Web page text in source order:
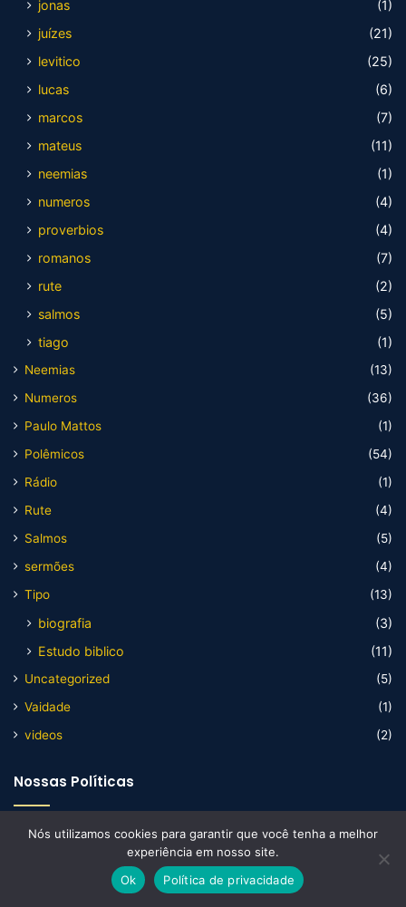
jonas
(1)
juízes
(21)
levitico
(25)
lucas
(6)
marcos
(7)
mateus
(11)
neemias
(1)
numeros
(4)
proverbios
(4)
romanos
(7)
rute
(2)
salmos
(5)
tiago
(1)
Neemias
(13)
Numeros
(36)
Paulo Mattos
(1)
Polêmicos
(54)
Rádio
(1)
Rute
(4)
Salmos
(5)
sermões
(4)
Tipo
(13)
biografia
(3)
Estudo biblico
(11)
Uncategorized
(5)
Vaidade
(1)
videos
(2)
Nossas Políticas
Artigos
Nós utilizamos cookies para garantir que você tenha a melhor
experiência em nosso site.
Ok
Política de privacidade